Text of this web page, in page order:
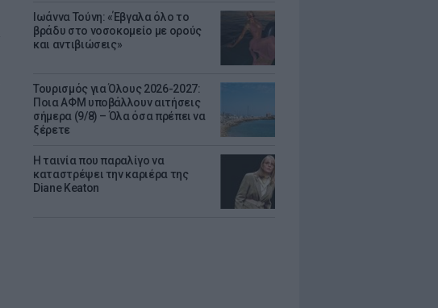
Ιωάννα Τούνη: «Έβγαλα όλο το
βράδυ στο νοσοκομείο με ορούς
και αντιβιώσεις»
Τουρισμός για Όλους 2026-2027:
Ποια ΑΦΜ υποβάλλουν αιτήσεις
σήμερα (9/8) – Όλα όσα πρέπει να
ξέρετε
Η ταινία που παραλίγο να
καταστρέψει την καριέρα της
Diane Keaton